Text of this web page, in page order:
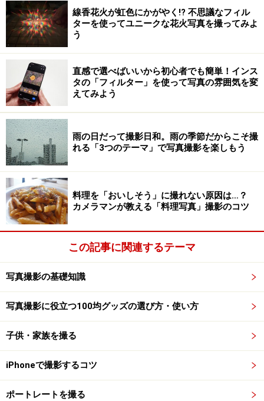
線香花火が虹色にかがやく!? 不思議なフィル
ターを使ってユニークな花火写真を撮ってみよ
う
直感で選べばいいから初心者でも簡単！インス
タの「フィルター」を使って写真の雰囲気を変
えてみよう
雨の日だって撮影日和。雨の季節だからこそ撮
れる「3つのテーマ」で写真撮影を楽しもう
料理を「おいしそう」に撮れない原因は…？
カメラマンが教える「料理写真」撮影のコツ
この記事に関連するテーマ
写真撮影の基礎知識
写真撮影に役立つ100均グッズの選び方・使い方
子供・家族を撮る
iPhoneで撮影するコツ
ポートレートを撮る